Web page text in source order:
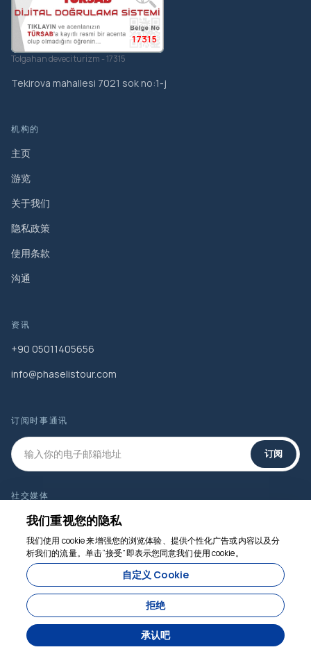
2,000 ₺
17315
Tolgahan deveci turizm - 17315
Tekirova mahallesi 7021 sok no:1-j
机构的
主页
游览
关于我们
隐私政策
使用条款
沟通
资讯
+90 05011405656
info@phaselistour.com
订阅时事通讯
订阅
社交媒体
由开发
我们重视您的隐私
我们使用 cookie 来增强您的浏览体验、提供个性化广告或内容以及分
析我们的流量。单击“接受”即表示您同意我们使用 cookie。
自定义 Cookie
拒绝
承认吧
我们随时为您服务